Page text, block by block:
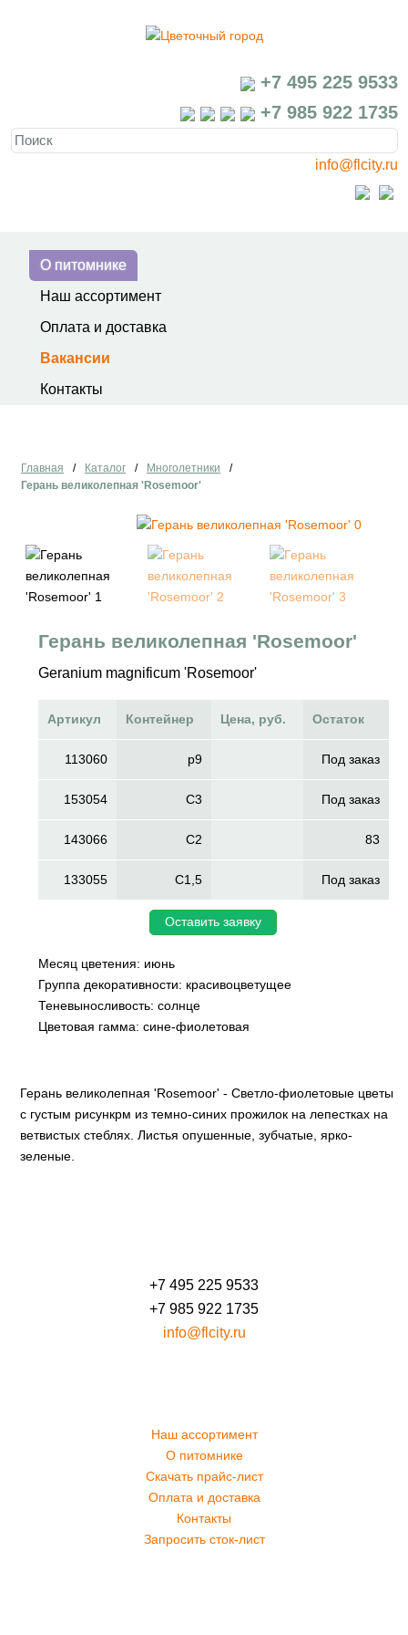
+7 495 225 9533
+7 985 922 1735
info@flcity.ru
О питомнике
Наш ассортимент
Оплата и доставка
Вакансии
Контакты
Главная / Каталог / Многолетники
/
Герань великолепная 'Rosemoor'
Герань великолепная 'Rosemoor'
Geranium magnificum 'Rosemoor'
Артикул Контейнер Цена, руб. Остаток
113060 p9 Под заказ
153054 C3 Под заказ
143066 C2 83
133055 C1,5 Под заказ
Оставить заявку
Месяц цветения: июнь
Группа декоративности: красивоцветущее
Теневыносливость: солнце
Цветовая гамма: сине-фиолетовая
Герань великолепная 'Rosemoor' - Светло-фиолетовые цветы
с густым рисункрм из темно-синих прожилок на лепестках на
ветвистых стеблях. Листья опушенные, зубчатые, ярко-
зеленые.
+7 495 225 9533
+7 985 922 1735
info@flcity.ru
Наш ассортимент
О питомнике
Скачать прайс-лист
Оплата и доставка
Контакты
Запросить сток-лист